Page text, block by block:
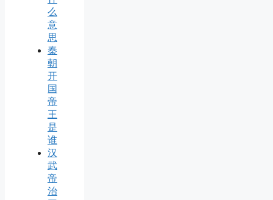
么
意
思
秦
朝
开
国
帝
王
是
谁
汉
武
帝
治